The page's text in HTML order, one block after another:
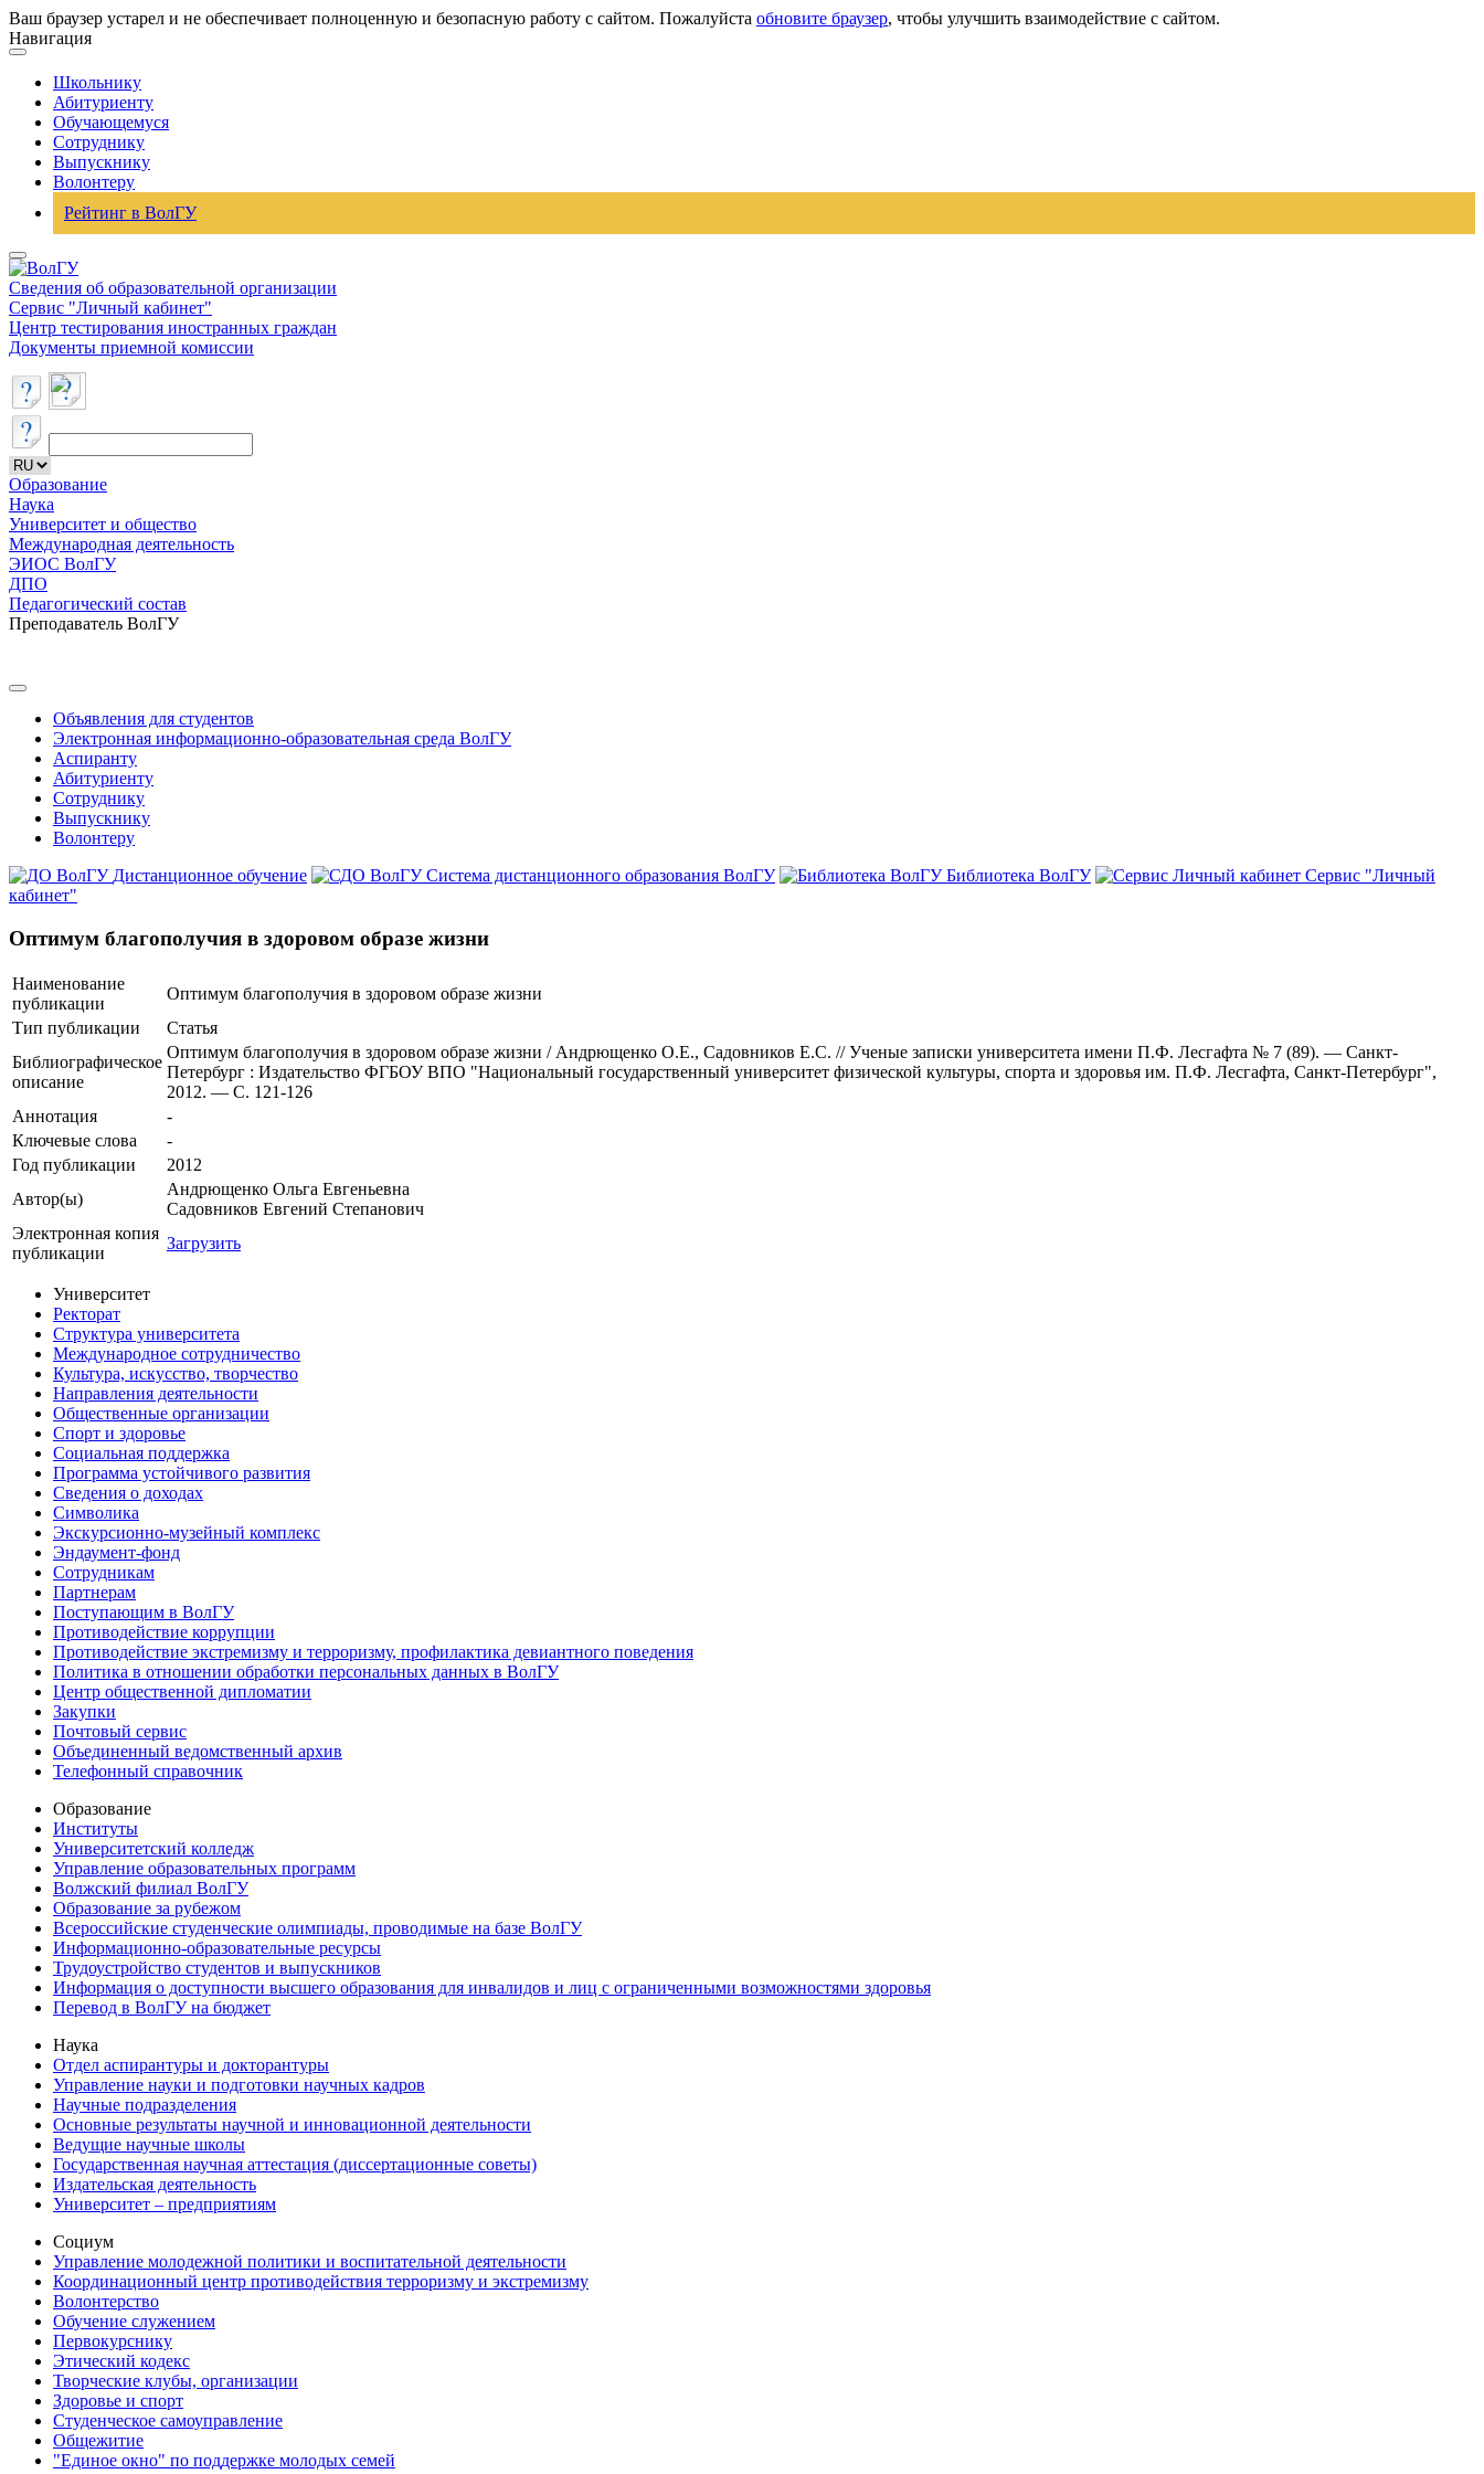
Ваш браузер устарел и не обеспечивает полноценную и безопасную работу с сайтом. Пожалуйста обновите браузер, чтобы улучшить взаимодействие с сайтом.
Навигация
Школьнику
Абитуриенту
Обучающемуся
Сотруднику
Выпускнику
Волонтеру
Рейтинг в ВолГУ
Сведения об образовательной организации
Сервис "Личный кабинет"
Центр тестирования иностранных граждан
Документы приемной комиссии
Образование
Наука
Университет и общество
Международная деятельность
ЭИОС ВолГУ
ДПО
Педагогический состав
Преподаватель ВолГУ
Объявления для студентов
Электронная информационно-образовательная среда ВолГУ
Аспиранту
Абитуриенту
Сотруднику
Выпускнику
Волонтеру
Дистанционное обучение
Система дистанционного образования ВолГУ Библиотека ВолГУ
Сервис "Личный
кабинет"
Оптимум благополучия в здоровом образе жизни
Наименование
публикации
Оптимум благополучия в здоровом образе жизни
Тип публикации
Статья
Библиографическое
описание
Оптимум благополучия в здоровом образе жизни / Андрющенко О.Е., Садовников Е.С. // Ученые записки университета имени П.Ф. Лесгафта № 7 (89). — Санкт-
Петербург : Издательство ФГБОУ ВПО "Национальный государственный университет физической культуры, спорта и здоровья им. П.Ф. Лесгафта, Санкт-Петербург",
2012. — С. 121-126
Аннотация
-
Ключевые cлова
-
Год публикации
2012
Автор(ы)
Андрющенко Ольга Евгеньевна
Садовников Евгений Степанович
Электронная копия
публикации
Загрузить
Университет
Ректорат
Структура университета
Международное сотрудничество
Культура, искусство, творчество
Направления деятельности
Общественные организации
Спорт и здоровье
Социальная поддержка
Программа устойчивого развития
Сведения о доходах
Символика
Экскурсионно-музейный комплекс
Эндаумент-фонд
Сотрудникам
Партнерам
Поступающим в ВолГУ
Противодействие коррупции
Противодействие экстремизму и терроризму, профилактика девиантного поведения
Политика в отношении обработки персональных данных в ВолГУ
Центр общественной дипломатии
Закупки
Почтовый сервис
Объединенный ведомственный архив
Телефонный справочник
Образование
Институты
Университетский колледж
Управление образовательных программ
Волжский филиал ВолГУ
Образование за рубежом
Всероссийские студенческие олимпиады, проводимые на базе ВолГУ
Информационно-образовательные ресурсы
Трудоустройство студентов и выпускников
Информация о доступности высшего образования для инвалидов и лиц с ограниченными возможностями здоровья
Перевод в ВолГУ на бюджет
Наука
Отдел аспирантуры и докторантуры
Управление науки и подготовки научных кадров
Научные подразделения
Основные результаты научной и инновационной деятельности
Ведущие научные школы
Государственная научная аттестация (диссертационные советы)
Издательская деятельность
Университет – предприятиям
Социум
Управление молодежной политики и воспитательной деятельности
Координационный центр противодействия терроризму и экстремизму
Волонтерство
Обучение служением
Первокурснику
Этический кодекс
Творческие клубы, организации
Здоровье и спорт
Студенческое самоуправление
Общежитие
"Единое окно" по поддержке молодых семей